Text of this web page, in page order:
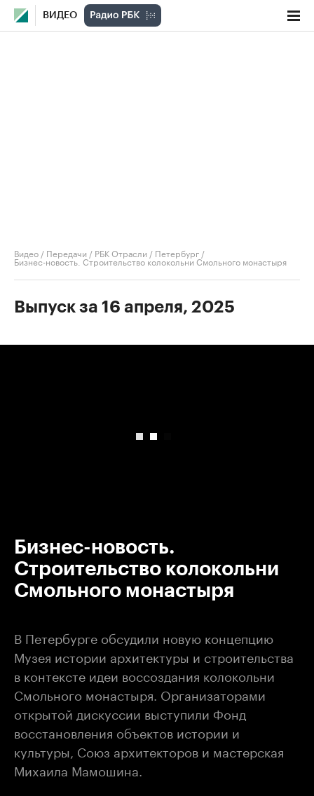
ВИДЕО
Видео / Передачи / РБК Отрасли / Петербург /
Бизнес-новость. Строительство колокольни Смольного монастыря
Выпуск за 16 апреля, 2025
Бизнес-новость.
Строительство колокольни
Смольного монастыря
В Петербурге обсудили новую концепцию
Музея истории архитектуры и строительства
в контексте идеи воссоздания колокольни
Смольного монастыря. Организаторами
открытой дискуссии выступили Фонд
восстановления объектов истории и
культуры, Союз архитекторов и мастерская
Михаила Мамошина.